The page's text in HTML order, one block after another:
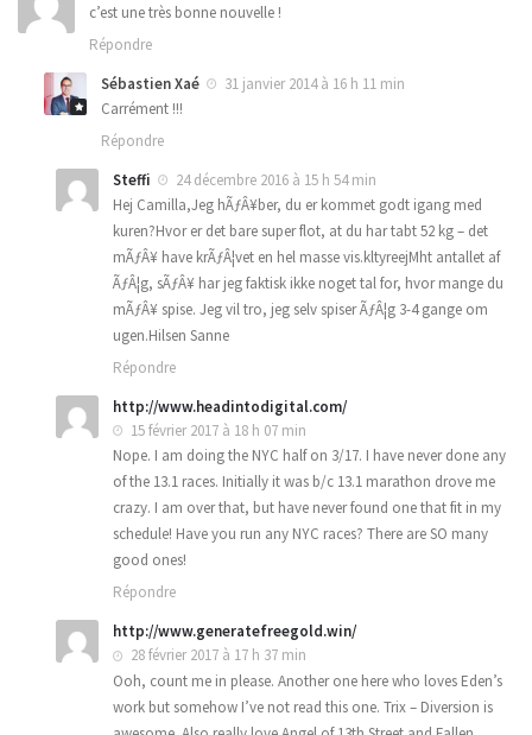
c’est une très bonne nouvelle !
Répondre
Sébastien Xaé
31 janvier 2014 à 16 h 11 min
Carrément !!!
Répondre
Steffi
24 décembre 2016 à 15 h 54 min
Hej Camilla,Jeg hÃƒÂ¥ber, du er kommet godt igang med
kuren?Hvor er det bare super flot, at du har tabt 52 kg – det
mÃƒÂ¥ have krÃƒÂ¦vet en hel masse vis.kltyreejMht antallet af
ÃƒÂ¦g, sÃƒÂ¥ har jeg faktisk ikke noget tal for, hvor mange du
mÃƒÂ¥ spise. Jeg vil tro, jeg selv spiser ÃƒÂ¦g 3-4 gange om
ugen.Hilsen Sanne
Répondre
http://www.headintodigital.com/
15 février 2017 à 18 h 07 min
Nope. I am doing the NYC half on 3/17. I have never done any
of the 13.1 races. Initially it was b/c 13.1 marathon drove me
crazy. I am over that, but have never found one that fit in my
schedule! Have you run any NYC races? There are SO many
good ones!
Répondre
http://www.generatefreegold.win/
28 février 2017 à 17 h 37 min
Ooh, count me in please. Another one here who loves Eden’s
work but somehow I’ve not read this one. Trix – Diversion is